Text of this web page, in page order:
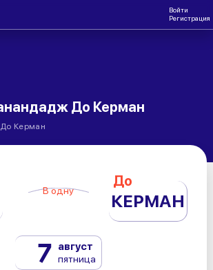
Войти
Регистрация
До Керман
Керман
В одну
До
КЕРМАН
7 август
пятница